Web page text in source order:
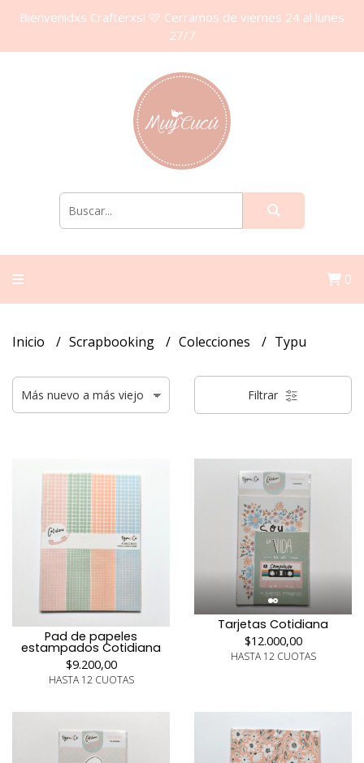
Bienvenidxs Crafterxs! 🩷 Cerramos de viernes 24 al lunes
27/7
0
Inicio Scrapbooking Colecciones Typu
Filtrar
Pad de papeles
estampados Cotidiana
$9.200,00
HASTA 12 CUOTAS
Tarjetas Cotidiana
$12.000,00
HASTA 12 CUOTAS